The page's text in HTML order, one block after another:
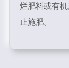
烂肥料或有
止施肥。